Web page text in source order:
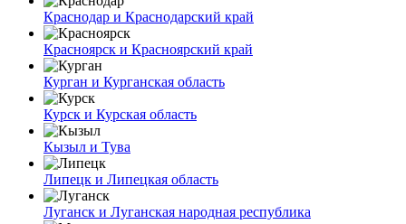
Краснодар и Краснодарский край
Красноярск и Красноярский край
Курган и Курганская область
Курск и Курская область
Кызыл и Тува
Липецк и Липецкая область
Луганск и Луганская народная республика